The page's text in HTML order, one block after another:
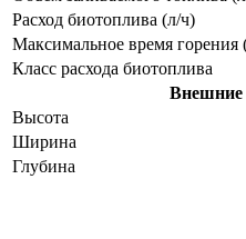
Расход биотоплива (л/ч)
Максимальное время горения
Класс расхода биотоплива
Внешние
Высота
Ширина
Глубина